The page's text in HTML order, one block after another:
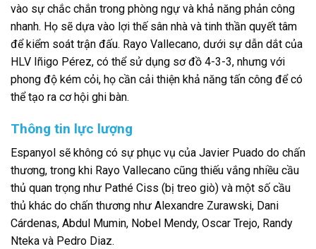
vào sự chắc chắn trong phòng ngự và khả năng phản công
nhanh. Họ sẽ dựa vào lợi thế sân nhà và tinh thần quyết tâm
để kiểm soát trận đấu. Rayo Vallecano, dưới sự dẫn dắt của
HLV Iñigo Pérez, có thể sử dụng sơ đồ 4-3-3, nhưng với
phong độ kém cỏi, họ cần cải thiện khả năng tấn công để có
thể tạo ra cơ hội ghi bàn.
Thông tin lực lượng
Espanyol sẽ không có sự phục vụ của Javier Puado do chấn
thương, trong khi Rayo Vallecano cũng thiếu vắng nhiều cầu
thủ quan trọng như Pathé Ciss (bị treo giò) và một số cầu
thủ khác do chấn thương như Alexandre Zurawski, Dani
Cárdenas, Abdul Mumin, Nobel Mendy, Oscar Trejo, Randy
Nteka và Pedro Diaz.